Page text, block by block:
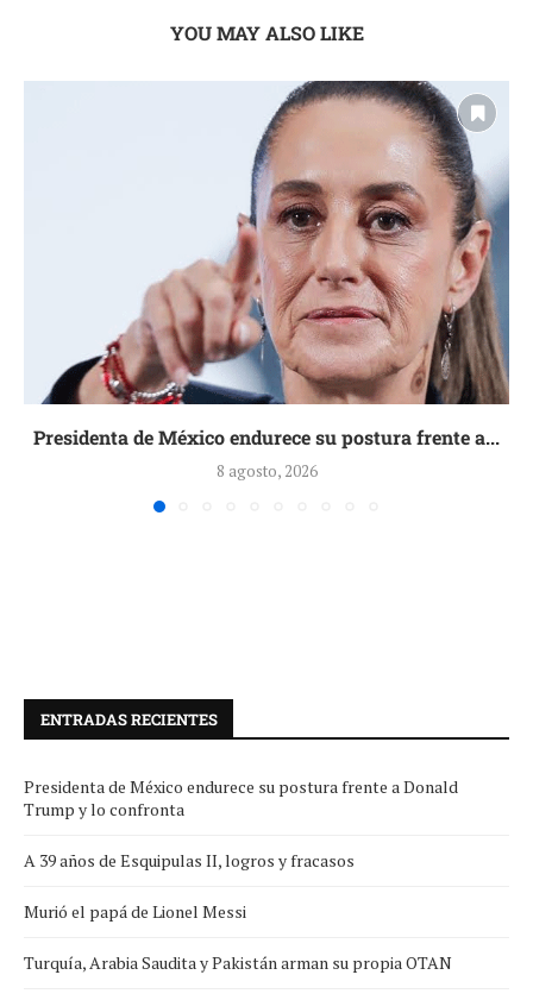
YOU MAY ALSO LIKE
Presidenta de México endurece su postura frente a...
8 agosto, 2026
ENTRADAS RECIENTES
Presidenta de México endurece su postura frente a Donald
Trump y lo confronta
A 39 años de Esquipulas II, logros y fracasos
Murió el papá de Lionel Messi
Turquía, Arabia Saudita y Pakistán arman su propia OTAN